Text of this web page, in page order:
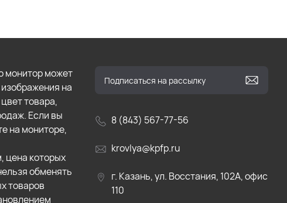
8 (843) 567-77-56
krovlya@kpfp.ru
г. Казань, ул. Восстания, 102А, офис
110
монитор может
на
товара,
Если вы
на мониторе,
цена которых
обменять
товаров